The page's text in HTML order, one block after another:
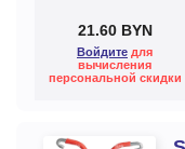
21.60 BYN
Войдите для
вычисления
персональной скидки